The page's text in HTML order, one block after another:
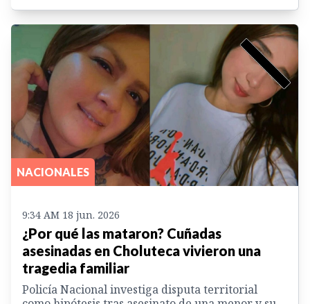
NACIONALES
9:34 AM 18 jun. 2026
¿Por qué las mataron? Cuñadas
asesinadas en Choluteca vivieron una
tragedia familiar
Policía Nacional investiga disputa territorial